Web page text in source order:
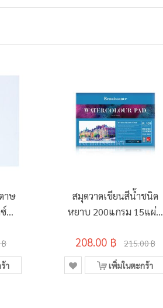
าษ
฿
า
สมุดวาดเขียนสีน้ำชนิด
หยาบ 200แกรม 15แผ่น
375x555มม.
208.00 ฿ 215.00 ฿
เพิ่มในตะกร้า